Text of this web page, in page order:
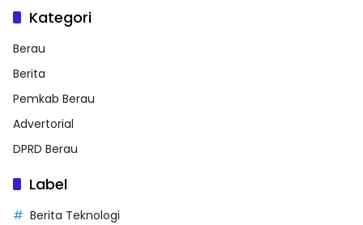
Kategori
Berau
Berita
Pemkab Berau
Advertorial
DPRD Berau
Label
Berita Teknologi